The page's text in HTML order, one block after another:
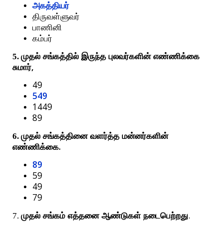
அகத்தியர்
திருவள்ளுவர்
பாணினி
கம்பர்
5. முதல் சங்கத்தில் இருந்த புலவர்களின் எண்ணிக்கை
சுமார்,
49
549
1449
89
6. முதல் சங்கத்தினை வளர்த்த மன்னர்களின்
எண்ணிக்கை.
89
59
49
79
7. முதல் சங்கம் எத்தனை ஆண்டுகள் நடைபெற்றது.